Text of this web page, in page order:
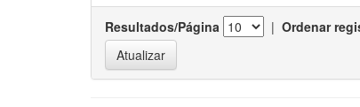
Resultados/Página | Ordenar